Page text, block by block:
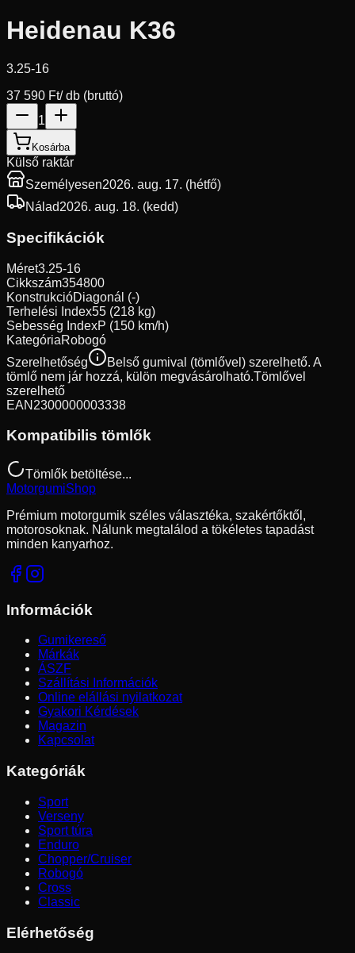
Heidenau K36
3.25-16
37 590 Ft/ db (bruttó)
1
Kosárba
Külső raktár
Személyesen2026. aug. 17. (hétfő)
Nálad2026. aug. 18. (kedd)
Specifikációk
Méret3.25-16
Cikkszám354800
KonstrukcióDiagonál (-)
Terhelési Index55 (218 kg)
Sebesség IndexP (150 km/h)
KategóriaRobogó
Szerelhetőség
Belső gumival (tömlővel) szerelhető. A
tömlő nem jár hozzá, külön megvásárolható.Tömlővel
szerelhető
EAN 2300000003338
Kompatibilis tömlők
Tömlők betöltése...
MotorgumiShop
Prémium motorgumik széles választéka, szakértőktől,
motorosoknak. Nálunk megtalálod a tökéletes tapadást
minden kanyarhoz.
Információk
Gumikereső
Márkák
ÁSZF
Szállítási Információk
Online elállási nyilatkozat
Gyakori Kérdések
Magazin
Kapcsolat
Kategóriák
Sport
Verseny
Sport túra
Enduro
Chopper/Cruiser
Robogó
Cross
Classic
Elérhetőség